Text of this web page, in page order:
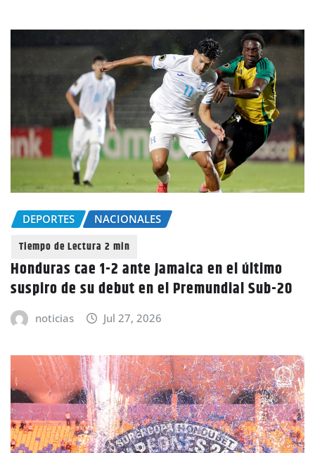
DEPORTES NACIONALES
Honduras cae 1-2 ante Jamaica en el último
suspiro de su debut en el Premundial Sub-20
noticias Jul 27, 2026